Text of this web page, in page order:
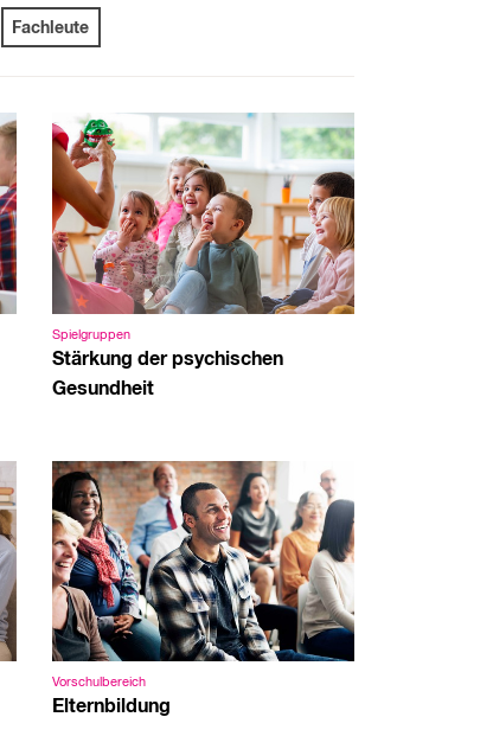
Fachleute
Spielgruppen
Stärkung der psychischen
Gesundheit
Vorschulbereich
Elternbildung